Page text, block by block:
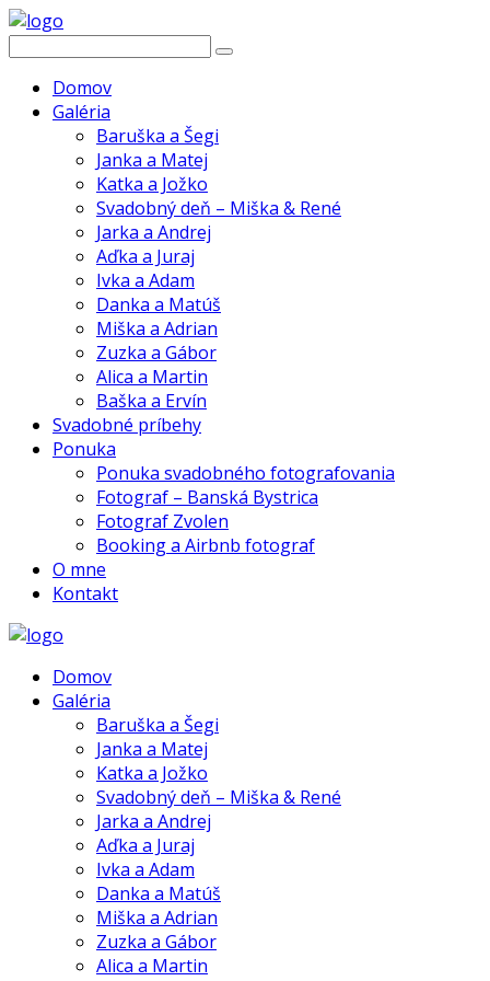
Domov
Galéria
Baruška a Šegi
Janka a Matej
Katka a Jožko
Svadobný deň – Miška & René
Jarka a Andrej
Aďka a Juraj
Ivka a Adam
Danka a Matúš
Miška a Adrian
Zuzka a Gábor
Alica a Martin
Baška a Ervín
Svadobné príbehy
Ponuka
Ponuka svadobného fotografovania
Fotograf – Banská Bystrica
Fotograf Zvolen
Booking a Airbnb fotograf
O mne
Kontakt
Domov
Galéria
Baruška a Šegi
Janka a Matej
Katka a Jožko
Svadobný deň – Miška & René
Jarka a Andrej
Aďka a Juraj
Ivka a Adam
Danka a Matúš
Miška a Adrian
Zuzka a Gábor
Alica a Martin